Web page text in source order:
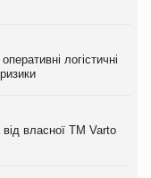
логістичні
власної ТМ Varto
власної ТМ Varto
про асортимент,
паучі